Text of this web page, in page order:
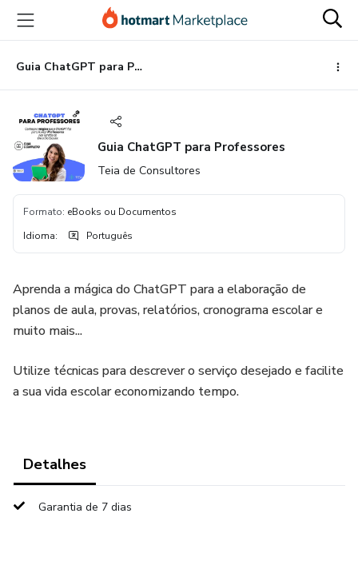
para
conteúdo
principal
para
pagamento
para
rodapé
Guia ChatGPT para Professores
Guia ChatGPT para Professores
Teia de Consultores
Formato: eBooks ou Documentos
Idioma: Português
Aprenda a mágica do ChatGPT para a elaboração de
planos de aula, provas, relatórios, cronograma escolar e
muito mais...
Utilize técnicas para descrever o serviço desejado e facilite
a sua vida escolar economizando tempo.
Detalhes
Garantia de 7 dias